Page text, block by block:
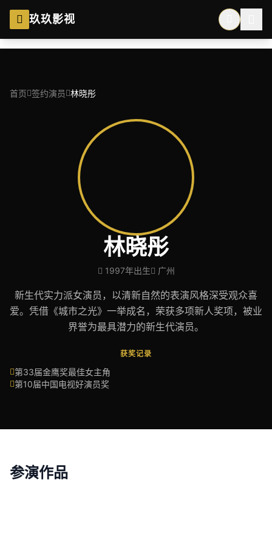
跳过导航
玖玖影视
首页 签约演员 林晓彤
林晓彤
1997年出生 广州
新生代实力派女演员，以清新自然的表演风格深受观众喜
爱。凭借《城市之光》一举成名，荣获多项新人奖项，被业
界誉为最具潜力的新生代演员。
获奖记录
第33届金鹰奖最佳女主角
第10届中国电视好演员奖
参演作品
城市之光